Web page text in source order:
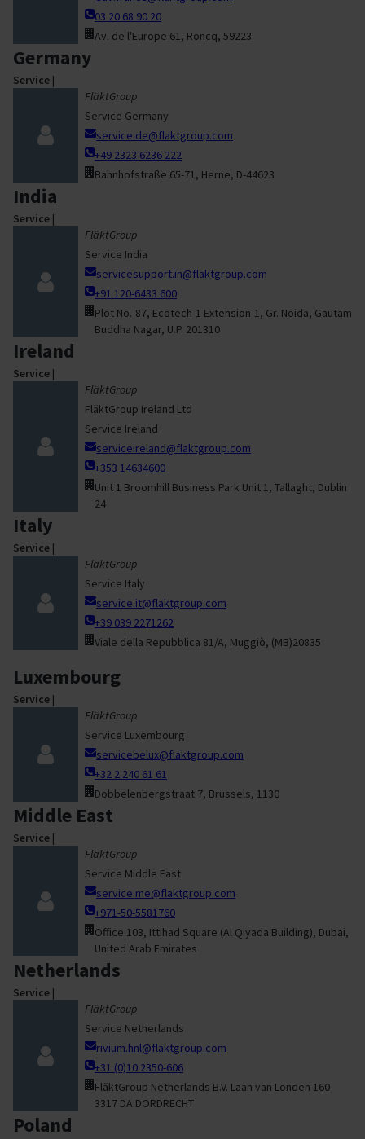
03 20 68 90 20
Av. de l'Europe 61, Roncq, 59223
Germany
Service |
FläktGroup
Service Germany
service.de@flaktgroup.com
+49 2323 6236 222
Bahnhofstraße 65-71, Herne, D-44623
India
Service |
FläktGroup
Service India
servicesupport.in@flaktgroup.com
+91 120-6433 600
Plot No.-87, Ecotech-1 Extension-1, Gr. Noida, Gautam
Buddha Nagar, U.P. 201310
Ireland
Service |
FläktGroup
FläktGroup Ireland Ltd
Service Ireland
serviceireland@flaktgroup.com
+353 14634600
Unit 1 Broomhill Business Park Unit 1, Tallaght, Dublin
24
Italy
Service |
FläktGroup
Service Italy
service.it@flaktgroup.com
+39 039 2271262
Viale della Repubblica 81/A, Muggiò, (MB)20835
Luxembourg
Service |
FläktGroup
Service Luxembourg
servicebelux@flaktgroup.com
+32 2 240 61 61
Dobbelenbergstraat 7, Brussels, 1130
Middle East
Service |
FläktGroup
Service Middle East
service.me@flaktgroup.com
+971-50-5581760
Office:103, Ittihad Square (Al Qiyada Building), Dubai,
United Arab Emirates
Netherlands
Service |
FläktGroup
Service Netherlands
rivium.hnl@flaktgroup.com
+31 (0)10 2350-606
FläktGroup Netherlands B.V. Laan van Londen 160
3317 DA DORDRECHT
Poland